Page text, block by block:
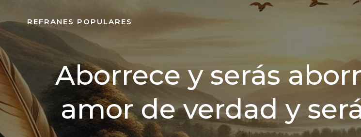
REFRANES POPULARES
Aborrece y serás
amor de verdad y